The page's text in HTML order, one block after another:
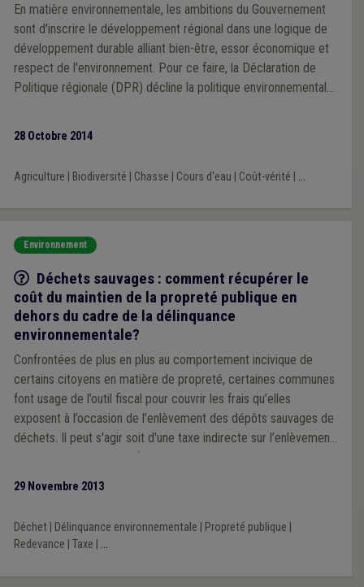
En matière environnementale, les ambitions du Gouvernement
sont d'inscrire le développement régional dans une logique de
développement durable alliant bien-être, essor économique et
respect de l'environnement. Pour ce faire, la Déclaration de
Politique régionale (DPR) décline la politique environnementale
28 Octobre 2014
Agriculture Biodiversité Chasse Cours d'eau Coût-vérité ...
Environnement
Q/R
Déchets sauvages : comment récupérer le
coût du maintien de la propreté publique en
dehors du cadre de la délinquance
environnementale?
Confrontées de plus en plus au comportement incivique de
certains citoyens en matière de propreté, certaines communes
font usage de l’outil fiscal pour couvrir les frais qu’elles
exposent à l’occasion de l’enlèvement des dépôts sauvages de
déchets. Il peut s'agir soit d'une taxe indirecte sur l’enlèvement
des versages sauvages (voire, le cas échéant, d'une
29 Novembre 2013
Déchet| Délinquance environnementale Propreté publique
Redevance Taxe ...